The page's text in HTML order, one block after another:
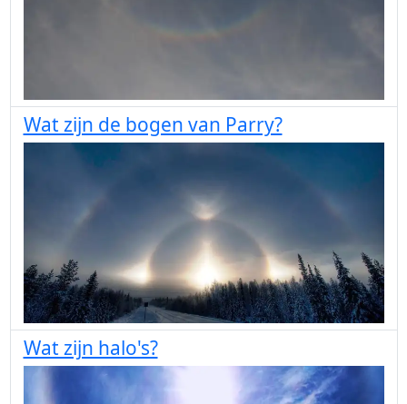
Wat zijn de bogen van Parry?
Wat zijn halo's?